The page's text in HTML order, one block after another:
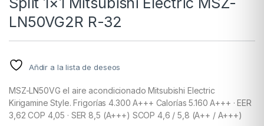
LN50VG2R R-32
Añdir a la lista de deseos
MSZ-LN50VG el aire acondicionado Mitsubishi Electric
Kirigamine Style. Frigorías 4.300 A+++ Calorías 5.160 A+++ · EER
3,62 COP 4,05 · SER 8,5 (A+++) SCOP 4,6 / 5,8 (A++ / A+++)